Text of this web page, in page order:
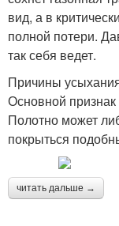
вид, а в
полной потери.
так себя ведет.
Причины
Основной признак
Полотно может
покрыться
читать дальше →